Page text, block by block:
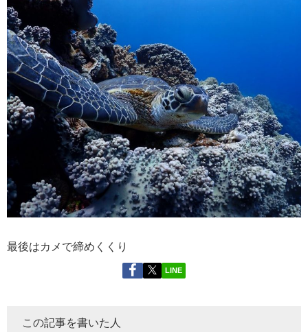
最後はカメで締めくくり
LINE
この記事を書いた人